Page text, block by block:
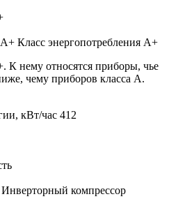
Класс энергопотребления А+
К нему относятся приборы, чье
чему приборов класса А.
кВт/час 412
Инверторный компрессор